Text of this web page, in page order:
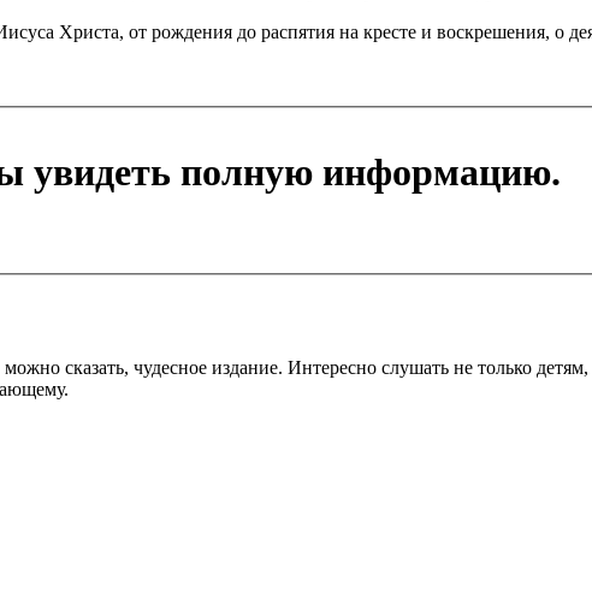
Христа, от рождения до распятия на кресте и воскрешения, о
увидеть полную информацию.
сказать, чудесное издание. Интересно слушать не только